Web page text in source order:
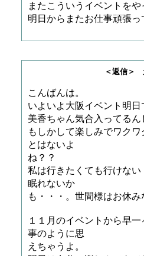
またこういうイベントを
明日からまたお仕事頑張
＜返信＞ 天龍司魄
こんばんは。
いよいよ大阪イベント明
美香ちゃん気合入ってる
もしかして楽しみでワク
とはないよ
ね？？
私は行きたくても行けな
眠れないか
も・・・。世間様はお休
１１月のイベントから早
事のように思
えちゃうよ。